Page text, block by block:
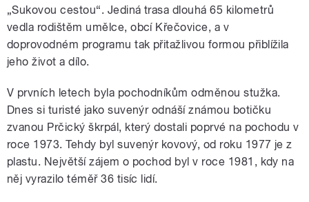
„Sukovou cestou“. Jediná trasa dlouhá 65 kilometrů
vedla rodištěm umělce, obcí Křečovice, a v
doprovodném programu tak přitažlivou formou přiblížila
jeho život a dílo.
V prvních letech byla pochodníkům odměnou stužka.
Dnes si turisté jako suvenýr odnáší známou botičku
zvanou Prčický škrpál, který dostali poprvé na pochodu v
roce 1973. Tehdy byl suvenýr kovový, od roku 1977 je z
plastu. Největší zájem o pochod byl v roce 1981, kdy na
něj vyrazilo téměř 36 tisíc lidí.